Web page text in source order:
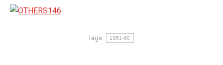
Tags: 1951-60